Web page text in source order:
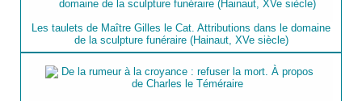
Les taulets de Maître Gilles le Cat. Attributions dans le domaine
de la sculpture funéraire (Hainaut, XVe siècle)